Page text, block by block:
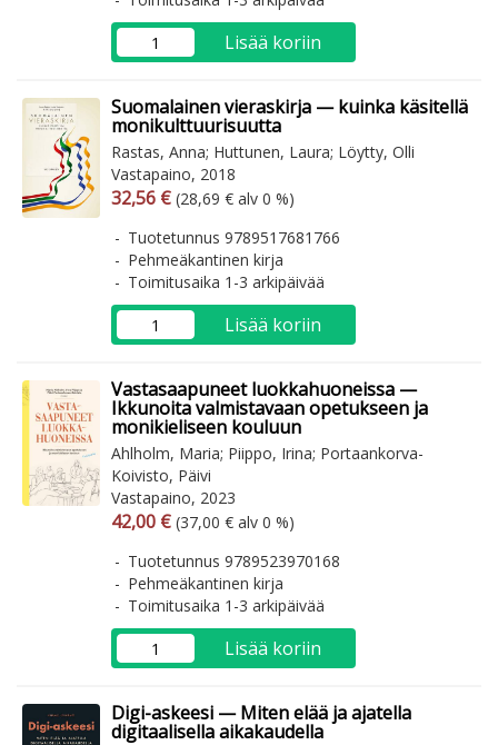
Lisää koriin
Suomalainen vieraskirja — kuinka käsitellä
monikulttuurisuutta
Rastas, Anna; Huttunen, Laura; Löytty, Olli
Vastapaino, 2018
Arvonlisäverollinen hinta
32,56 € Arvonlisäveroton hinta
(28,69 € alv 0 %)
Tuotetunnus 9789517681766
Pehmeäkantinen kirja
Toimitusaika 1-3 arkipäivää
Lisää koriin
Vastasaapuneet luokkahuoneissa —
Ikkunoita valmistavaan opetukseen ja
monikieliseen kouluun
Ahlholm, Maria; Piippo, Irina; Portaankorva-
Koivisto, Päivi
Vastapaino, 2023
Arvonlisäverollinen hinta
42,00 € Arvonlisäveroton hinta
(37,00 € alv 0 %)
Tuotetunnus 9789523970168
Pehmeäkantinen kirja
Toimitusaika 1-3 arkipäivää
Lisää koriin
Digi-askeesi — Miten elää ja ajatella
digitaalisella aikakaudella